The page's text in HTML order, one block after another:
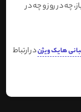
چه در روز و چه در
هایک ویژندر ارتباط